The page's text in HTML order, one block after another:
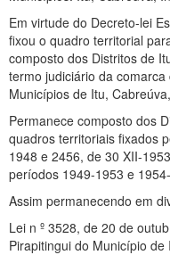
Em virtude do Decreto-lei
fixou o quadro territorial
composto dos Distritos de
termo judiciário da
Municípios de Itu,
Permanece composto dos
quadros territoriais fixados
1948 e 2456, de 30 XII-
períodos 1949-1953 e
Assim permanecendo em
Lei n º 3528, de 20 de
Pirapitingui do Município de